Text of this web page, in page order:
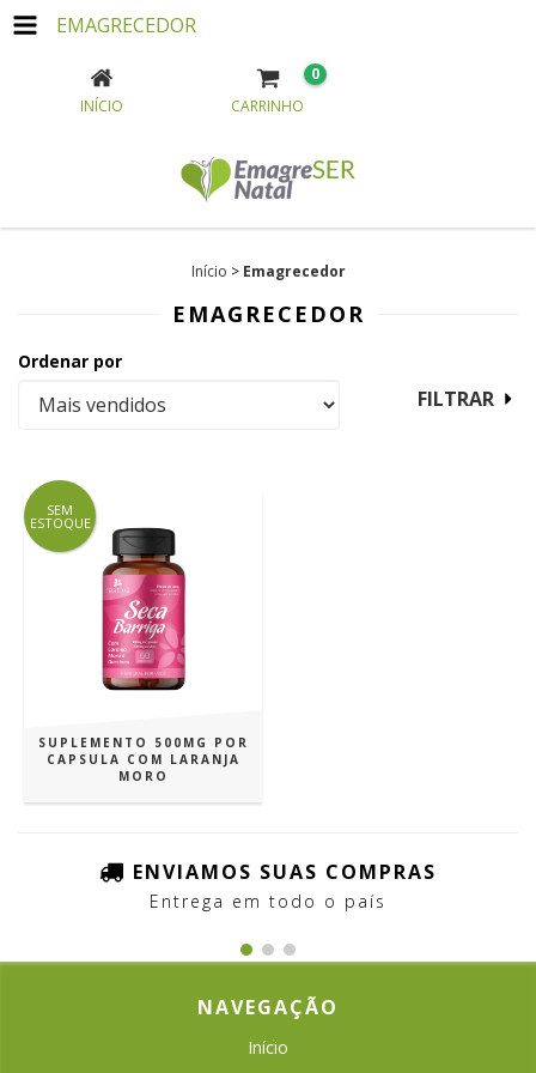
EMAGRECEDOR
INÍCIO CARRINHO
0
Início > Emagrecedor
EMAGRECEDOR
Ordenar por
FILTRAR
SEM
ESTOQUE
SUPLEMENTO 500MG POR
CAPSULA COM LARANJA
MORO
ENVIAMOS SUAS COMPRAS
Entrega em todo o país
NAVEGAÇÃO
Início